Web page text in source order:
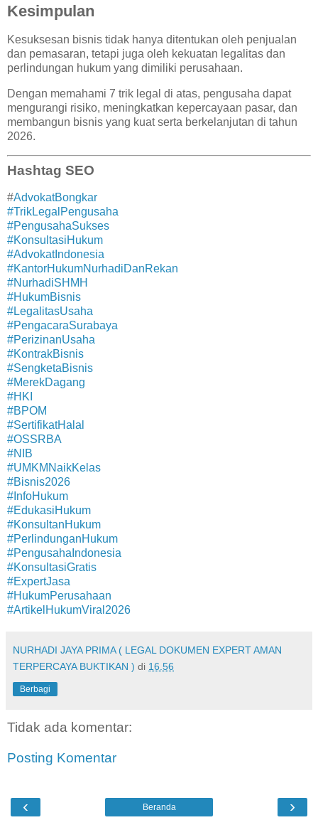
Kesimpulan
Kesuksesan bisnis tidak hanya ditentukan oleh penjualan
dan pemasaran, tetapi juga oleh kekuatan legalitas dan
perlindungan hukum yang dimiliki perusahaan.
Dengan memahami 7 trik legal di atas, pengusaha dapat
mengurangi risiko, meningkatkan kepercayaan pasar, dan
membangun bisnis yang kuat serta berkelanjutan di tahun
2026.
Hashtag SEO
#AdvokatBongkar
#TrikLegalPengusaha
#PengusahaSukses
#KonsultasiHukum
#AdvokatIndonesia
#KantorHukumNurhadiDanRekan
#NurhadiSHMH
#HukumBisnis
#LegalitasUsaha
#PengacaraSurabaya
#PerizinanUsaha
#KontrakBisnis
#SengketaBisnis
#MerekDagang
#HKI
#BPOM
#SertifikatHalal
#OSSRBA
#NIB
#UMKMNaikKelas
#Bisnis2026
#InfoHukum
#EdukasiHukum
#KonsultanHukum
#PerlindunganHukum
#PengusahaIndonesia
#KonsultasiGratis
#ExpertJasa
#HukumPerusahaan
#ArtikelHukumViral2026
NURHADI JAYA PRIMA ( LEGAL DOKUMEN EXPERT AMAN
TERPERCAYA BUKTIKAN ) di 16.56
Berbagi
Tidak ada komentar:
Posting Komentar
‹ ›
Beranda